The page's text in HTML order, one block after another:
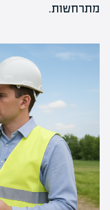
מתרחשות.